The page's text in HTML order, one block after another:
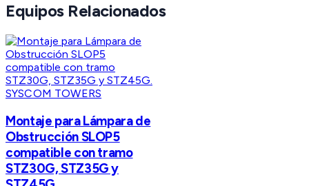
Equipos Relacionados
SYSCOM TOWERS
Montaje para Lámpara de
Obstrucción SLOP5
compatible con tramo
STZ30G, STZ35G y